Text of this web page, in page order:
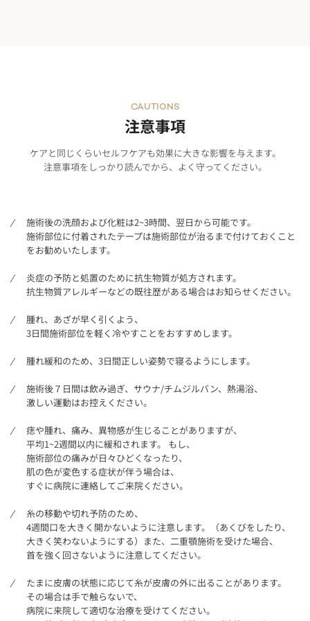
注意事項
CAUTIONS
ケアと同じくらいセルフケアも効果に大きな影響を与えます。
注意事項をしっかり読んでから、よく守ってください。
施術後の洗顔および化粧は2~3時間、翌日から可能です。
施術部位に付着されたテープは施術部位が治るまで付けておくこと
をお勧めいたします。
炎症の予防と処置のために抗生物質が処方されます。
抗生物質アレルギーなどの既往歴がある場合はお知らせください。
腫れ、あざが早く引くよう、
3日間施術部位を軽く冷やすことをおすすめします。
腫れ緩和のため、3日間正しい姿勢で寝るようにします。
施術後７日間は飲み過ぎ、サウナ/チムジルバン、熱湯浴、
激しい運動はお控えください。
痣や腫れ、痛み、異物感が生じることがありますが、
平均1~2週間以内に緩和されます。 もし、
施術部位の痛みが日々ひどくなったり、
肌の色が変色する症状が伴う場合は、
すぐに病院に連絡してご来院ください。
糸の移動や切れ予防のため、
4週間口を大きく開かないように注意します。（あくびをしたり、
大きく笑わないようにする）また、二重顎施術を受けた場合、
首を強く回さないように注意してください。
たまに皮膚の状態に応じて糸が皮膚の外に出ることがあります。
その場合は手で触らないで、
病院に来院して適切な治療を受けてください。